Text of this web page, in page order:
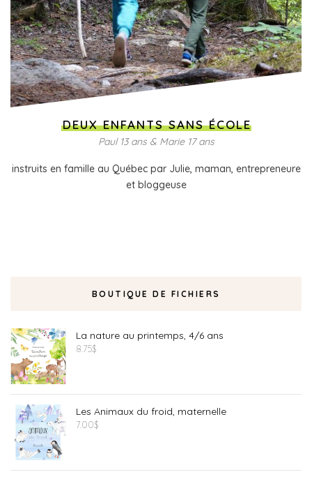
DEUX ENFANTS SANS ÉCOLE
Paul 13 ans & Marie 17 ans
instruits en famille au Québec par Julie, maman, entrepreneure
et bloggeuse
BOUTIQUE DE FICHIERS
La nature au printemps, 4/6 ans
8.75$
Les Animaux du froid, maternelle
7.00$